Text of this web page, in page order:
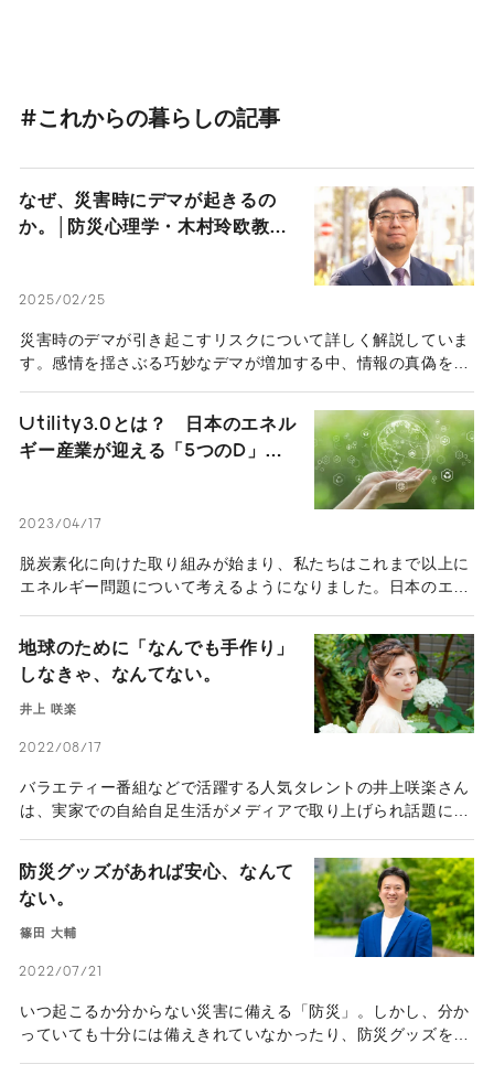
#これからの暮らしの記事
なぜ、災害時にデマが起きるの
か。│防災心理学・木村玲欧教授
2025/02/25
災害時のデマが引き起こすリスクについて詳しく解説していま
す。感情を揺さぶる巧妙なデマが増加する中、情報の真偽を確
授が語ります。災害時に適切な情報活用法を知り、デマ拡散に
よる危険を防ぐ対策を紹介しています。
Utility3.0とは？ 日本のエネル
ギー産業が迎える「5つのD」と
2023/04/17
脱炭素化に向けた取り組みが始まり、私たちはこれまで以上に
エネルギー問題について考えるようになりました。日本のエネ
「Utility3.0」への移行が期待されています。
地球のために「なんでも手作り」
しなきゃ、なんてない。
井上 咲楽
2022/08/17
バラエティー番組などで活躍する人気タレントの井上咲楽さん
は、実家での自給自足生活がメディアで取り上げられ話題にな
Planet）な生活を実践し、SDGsについても精力的に発信を
行っている。井上さんが「丁寧な暮らし」を楽しむ秘訣（ひけ
つ）とは。
防災グッズがあれば安心、なんて
ない。
篠田 大輔
2022/07/21
いつ起こるか分からない災害に備える「防災」。しかし、分か
っていても十分には備えきれていなかったり、防災グッズを買